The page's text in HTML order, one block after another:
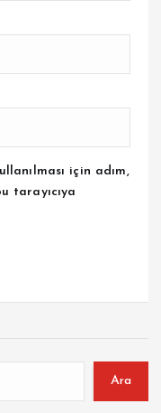
için adım,
tarayıcıya
Ara